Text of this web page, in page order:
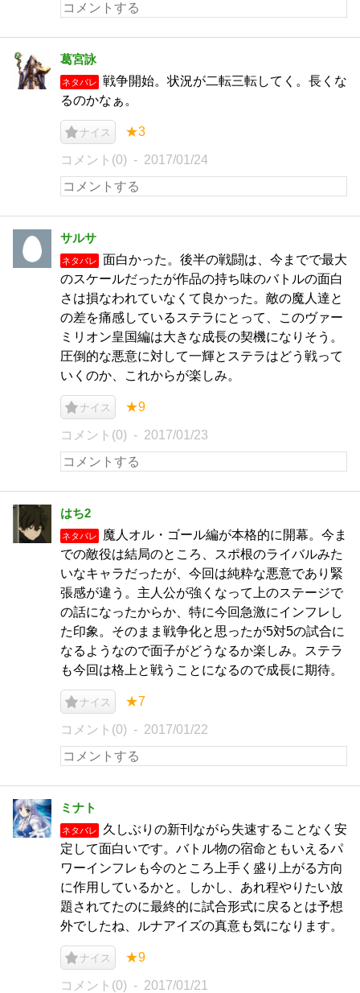
葛宮詠
ネタバレ
戦争開始。状況が二転三転してく。長くな
るのかなぁ。
ナイス ★3
コメント(0) 2017/01/24
サルサ
ネタバレ
面白かった。後半の戦闘は、今までで最大
のスケールだったが作品の持ち味のバトルの面白
さは損なわれていなくて良かった。敵の魔人達と
の差を痛感しているステラにとって、このヴァー
ミリオン皇国編は大きな成長の契機になりそう。
圧倒的な悪意に対して一輝とステラはどう戦って
いくのか、これからが楽しみ。
ナイス ★9
コメント(0) 2017/01/23
はち2
ネタバレ
魔人オル・ゴール編が本格的に開幕。今ま
での敵役は結局のところ、スポ根のライバルみた
いなキャラだったが、今回は純粋な悪意であり緊
張感が違う。主人公が強くなって上のステージで
の話になったからか、特に今回急激にインフレし
た印象。そのまま戦争化と思ったが5対5の試合に
なるようなので面子がどうなるか楽しみ。ステラ
も今回は格上と戦うことになるので成長に期待。
ナイス ★7
コメント(0) 2017/01/22
ミナト
ネタバレ
久しぶりの新刊ながら失速することなく安
定して面白いです。バトル物の宿命ともいえるパ
ワーインフレも今のところ上手く盛り上がる方向
に作用しているかと。しかし、あれ程やりたい放
題されてたのに最終的に試合形式に戻るとは予想
外でしたね、ルナアイズの真意も気になります。
ナイス ★9
コメント(0) 2017/01/21